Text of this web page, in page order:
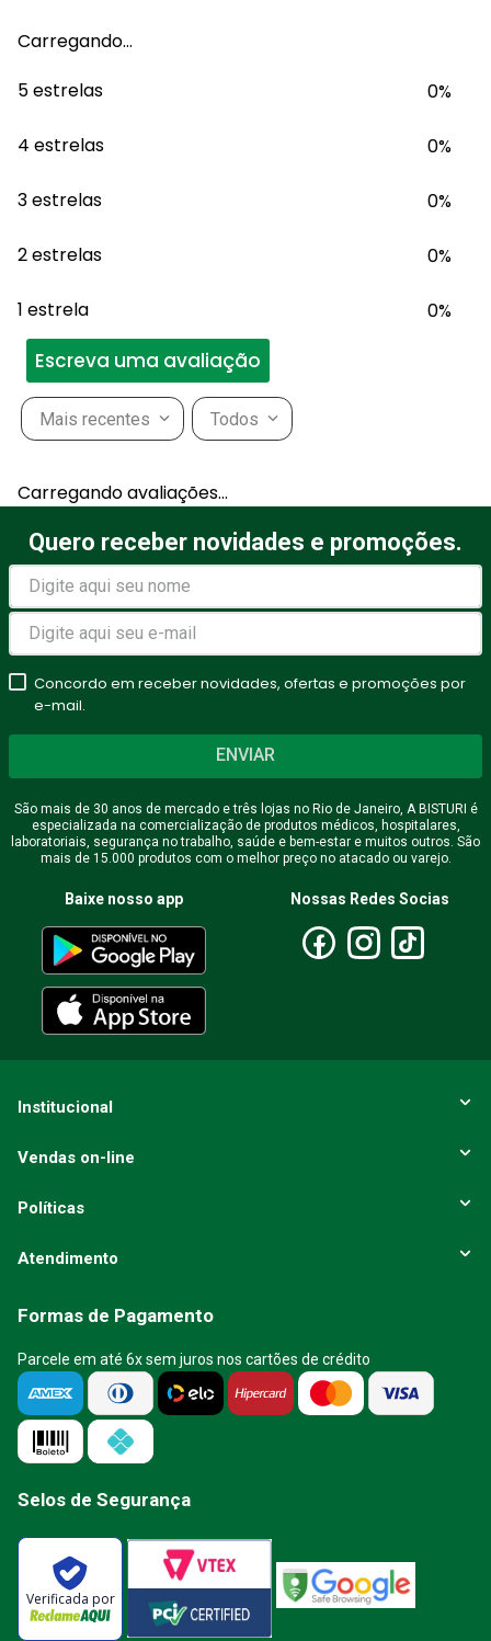
Carregando…
5 estrelas
0%
4 estrelas 0%
3 estrelas 0%
2 estrelas 0%
1 estrela 0%
Escreva uma avaliação
Avalie o produto de 1 a 5
estrelas
★★★★★
Seu nome
Endereço de email
Escreva uma avaliação
ENVIAR AVALIAÇÃO
Mais recentes Todos
Carregando avaliações…
Quero receber novidades e promoções.
Concordo em receber novidades, ofertas e promoções por
e-mail.
ENVIAR
São mais de 30 anos de mercado e três lojas no Rio de Janeiro, A BISTURI é
especializada na comercialização de produtos médicos, hospitalares,
laboratoriais, segurança no trabalho, saúde e bem-estar e muitos outros. São
mais de 15.000 produtos com o melhor preço no atacado ou varejo.
Baixe nosso app Nossas Redes Socias
Institucional
Vendas on-line
Políticas
Atendimento
Formas de Pagamento
Parcele em até 6x sem juros nos cartões de crédito
Selos de Segurança
Verificada por